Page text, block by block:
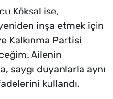
Köksal ise,
inşa etmek için
Kalkınma Partisi
Ailenin
saygı duyanlarla aynı
kullandı.